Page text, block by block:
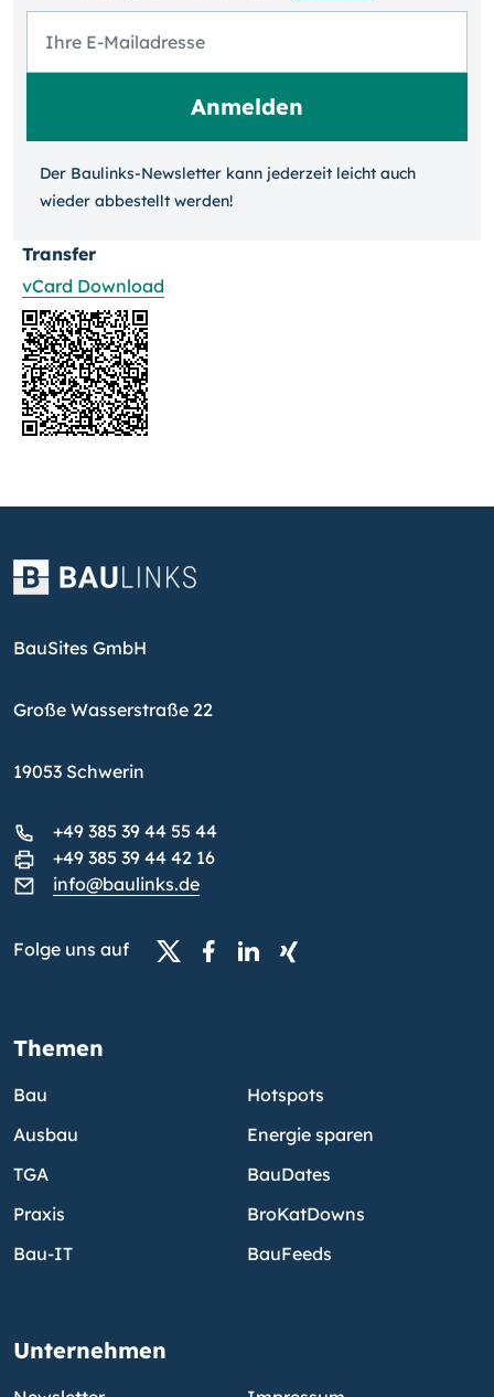
Der Baulinks-Newsletter kann jeder­zeit leicht auch
wieder ab­bestellt werden!
Transfer
vCard Download
BauSites GmbH
Große Wasserstraße 22
19053 Schwerin
+49 385 39 44 55 44
+49 385 39 44 42 16
info@baulinks.de
Folge uns auf
Themen
Bau
Ausbau
TGA
Praxis
Bau-IT
Hotspots
Energie sparen
BauDates
BroKatDowns
BauFeeds
Unternehmen